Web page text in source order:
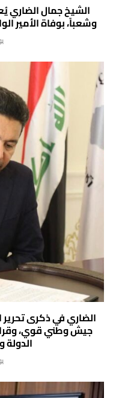
الشيخ جمال الضاري
وشعباً، بوفاة الأمير
الضاري في ذكرى
جيش وطني قوي،